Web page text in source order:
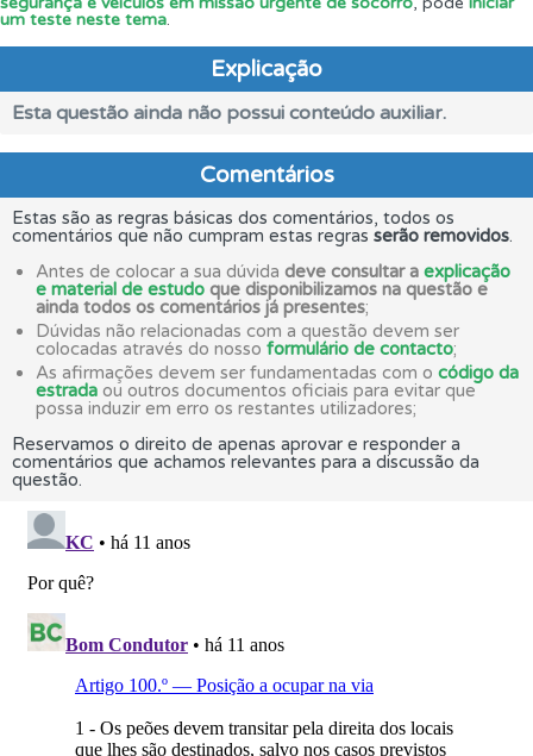
um teste neste tema.
Explicação
Esta questão ainda não possui conteúdo auxiliar.
Comentários
Estas são as regras básicas dos comentários, todos os
comentários que não cumpram estas regras serão removidos.
Antes de colocar a sua dúvida deve consultar a explicação
e material de estudo que disponibilizamos na questão e
ainda todos os comentários já presentes;
Dúvidas não relacionadas com a questão devem ser
colocadas através do nosso formulário de contacto;
As afirmações devem ser fundamentadas com o código da
estrada ou outros documentos oficiais para evitar que
possa induzir em erro os restantes utilizadores;
Reservamos o direito de apenas aprovar e responder a
comentários que achamos relevantes para a discussão da
questão.